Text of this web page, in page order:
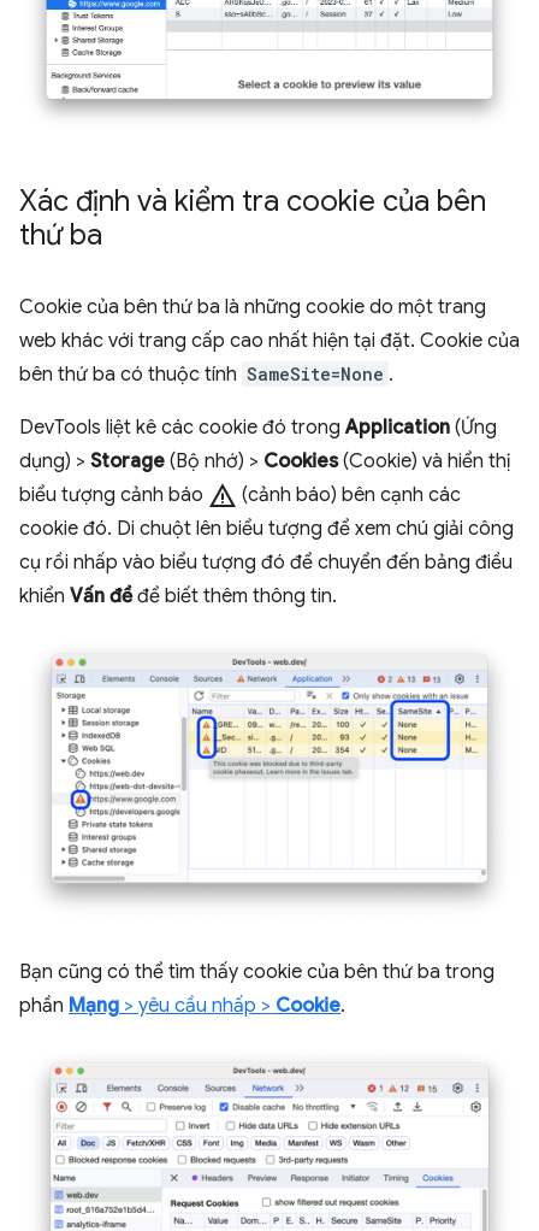
Xác định và kiểm tra cookie của bên
thứ ba
Cookie của bên thứ ba là những cookie do một trang
web khác với trang cấp cao nhất hiện tại đặt. Cookie của
bên thứ ba có thuộc tính SameSite=None .
DevTools liệt kê các cookie đó trongApplication (Ứng
dụng) > Storage (Bộ nhớ) > Cookies(Cookie) và hiển thị
biểu tượng cảnh báo warning (cảnh báo) bên cạnh các
cookie đó. Di chuột lên biểu tượng để xem chú giải công
cụ rồi nhấp vào biểu tượng đó để chuyển đến bảng điều
khiển Vấn đềđể biết thêm thông tin.
Bạn cũng có thể tìm thấy cookie của bên thứ ba trong
phần Mạng > yêu cầu nhấp > Cookie.